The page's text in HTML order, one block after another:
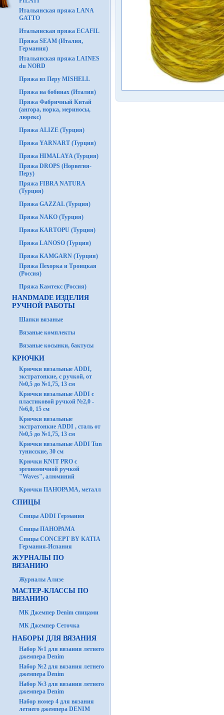
Итальянская пряжа LANA
GATTO
Итальянская пряжа ECAFIL
Пряжа SEAM (Италия,
Германия)
Итальянская пряжа LAINES
du NORD
Пряжа из Перу MISHELL
Пряжа на бобинах (Италия)
Пряжа Фабричный Китай
(ангора, норка, мериносы,
люрекс)
Пряжа ALIZE (Турция)
Пряжа YARNART (Турция)
Пряжа HIMALAYA (Турция)
Пряжа DROPS (Норвегия-
Перу)
Пряжа FIBRA NATURA
(Турция)
Пряжа GAZZAL (Турция)
Пряжа NAKO (Турция)
Пряжа KARTOPU (Турция)
Пряжа LANOSO (Турция)
Пряжа KAMGARN (Турция)
Пряжа Пехорка и Троицкая
(Россия)
Пряжа Камтекс (Россия)
HANDMADE ИЗДЕЛИЯ
РУЧНОЙ РАБОТЫ
Шапки вязаные
Вязаные комплекты
Вязаные косынки, бактусы
КРЮЧКИ
Крючки вязальные ADDI,
экстратонкие, с ручкой, от
№0,5 до №1,75, 13 см
Крючки вязальные ADDI с
пластиковой ручкой №2,0 -
№6,0, 15 см
Крючки вязальные
экстратонкие ADDI , сталь от
№0,5 до №1,75, 13 см
Крючки вязальные ADDI Tun
тунисские, 30 см
Крючки KNIT PRO с
эргономичной ручкой
"Waves", алюминий
Крючки ПАНОРАМА, металл
СПИЦЫ
Спицы ADDI Германия
Спицы ПАНОРАМА
Спицы CONCEPT BY KATIA
Германия-Испания
ЖУРНАЛЫ ПО
ВЯЗАНИЮ
Журналы Ализе
МАСТЕР-КЛАССЫ ПО
ВЯЗАНИЮ
МК Джемпер Denim спицами
МК Джемпер Сеточка
НАБОРЫ ДЛЯ ВЯЗАНИЯ
Набор №1 для вязания летнего
джемпера Denim
Набор №2 для вязания летнего
джемпера Denim
Набор №3 для вязания летнего
джемпера Denim
Набор номер 4 для вязания
летнего джемпера DENIM